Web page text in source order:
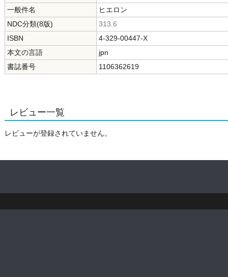
一般件名
ヒエロン
NDC分類(8版)
313.6
ISBN
4-329-00447-X
本文の言語
jpn
書誌番号
1106362619
レビュー一覧
レビューが登録されていません。